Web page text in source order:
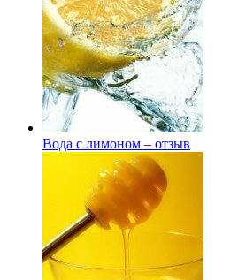
Вода с лимоном – отзыв